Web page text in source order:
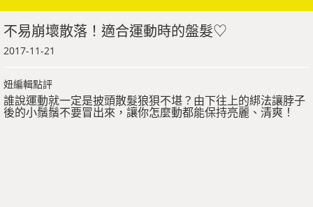
不易崩壞散落！適合運動時的盤髮♡
2017-11-21
妞編輯點評
誰說運動就一定是披頭散髮狼狽不堪？由下往上的綁法讓脖子
後的小鬚鬚不要冒出來，讓你怎麼動都能保持亮麗、清爽！